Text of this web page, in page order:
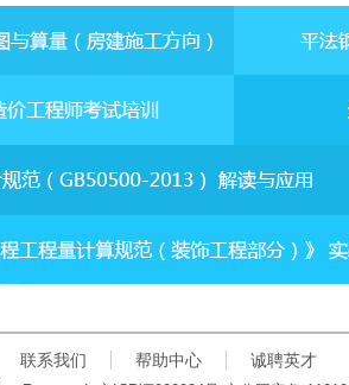
联系我们 帮助中心 诚聘英才